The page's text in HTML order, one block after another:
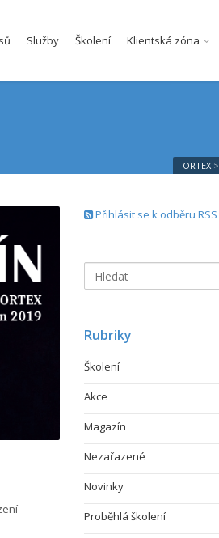
Služby Školení Klientská zóna
ORTEX >
Přihlásit se k odběru RSS
Rubriky
Školení
Akce
Magazín
Nezařazené
Novinky
Proběhlá školení